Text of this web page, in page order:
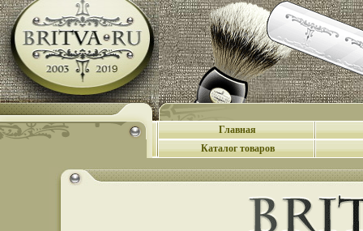
Главная
Каталог товаров